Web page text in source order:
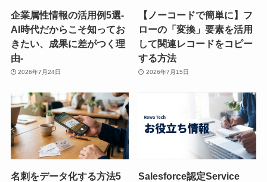
企業属性情報の活用例5選-
AI時代だからこそ知ってお
きたい、成果に差がつく理
由-
2026年7月24日
【ノーコードで簡単に】フ
ローの「変換」要素を活用
して関連レコードをコピー
する方法
2026年7月15日
名刺をデータ化する方法5
Salesforce認定Service